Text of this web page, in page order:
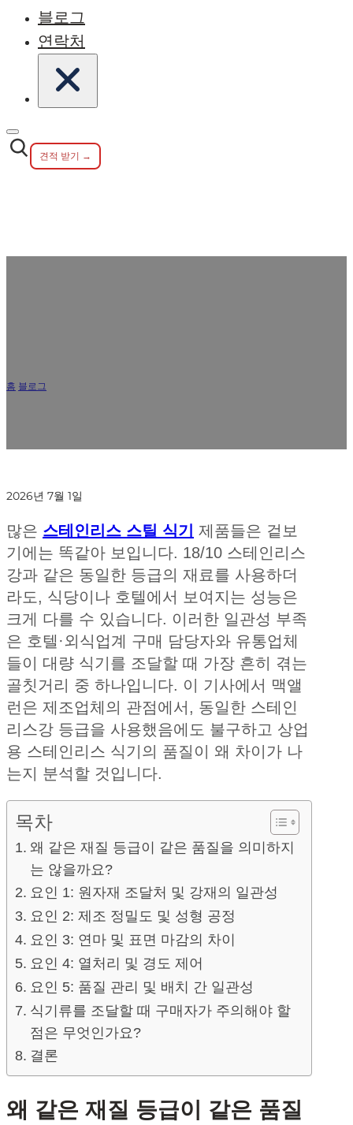
블로그
연락처
견적 받기 →
홈 블로그
2026년 7월 1일
많은 스테인리스 스틸 식기 제품들은 겉보
기에는 똑같아 보입니다. 18/10 스테인리스
강과 같은 동일한 등급의 재료를 사용하더
라도, 식당이나 호텔에서 보여지는 성능은
크게 다를 수 있습니다. 이러한 일관성 부족
은 호텔·외식업계 구매 담당자와 유통업체
들이 대량 식기를 조달할 때 가장 흔히 겪는
골칫거리 중 하나입니다. 이 기사에서 맥앨
런은 제조업체의 관점에서, 동일한 스테인
리스강 등급을 사용했음에도 불구하고 상업
용 스테인리스 식기의 품질이 왜 차이가 나
는지 분석할 것입니다.
목차
왜 같은 재질 등급이 같은 품질을 의미하지
는 않을까요?
요인 1: 원자재 조달처 및 강재의 일관성
요인 2: 제조 정밀도 및 성형 공정
요인 3: 연마 및 표면 마감의 차이
요인 4: 열처리 및 경도 제어
요인 5: 품질 관리 및 배치 간 일관성
식기류를 조달할 때 구매자가 주의해야 할
점은 무엇인가요?
결론
왜 같은 재질 등급이 같은 품질